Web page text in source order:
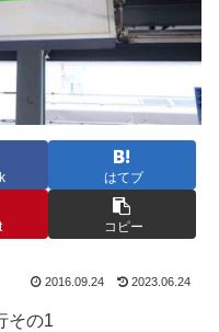
はてブ
コピー
2016.09.24 2023.06.24
その1